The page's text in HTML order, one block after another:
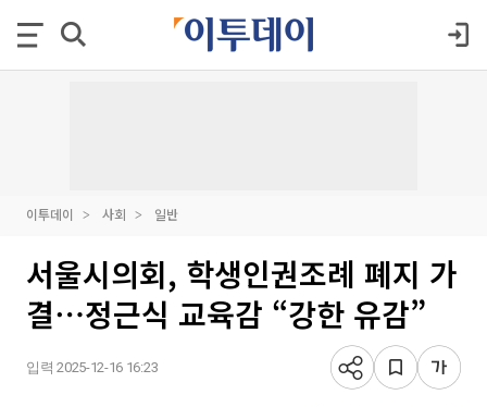
이투데이 사회 일반
서울시의회, 학생인권조례 폐지 가
결⋯정근식 교육감 “강한 유감”
입력 2025-12-16 16:23